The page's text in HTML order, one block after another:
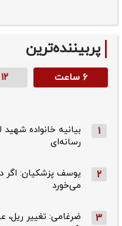
پربیننده‌ترین
۶ ساعت ۱۲ ساعت
1
بیانیه خانواده شهید
رسانه‌ای
2
یوسف پزشکیان:
می‌خورد
3
ضرغامی: تغییر